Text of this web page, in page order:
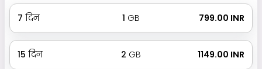
7 दिन 1 GB ₹ 799.00 INR
15 दिन 2 GB ₹ 1149.00 INR